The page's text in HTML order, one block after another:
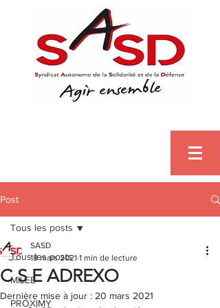
Post
Tous les posts
MILEE
PROXIMY
Tous les posts
C S E ADREXO
SASD
18 mars 2021 1 min de lecture
Dernière mise à jour : 20 mars 2021